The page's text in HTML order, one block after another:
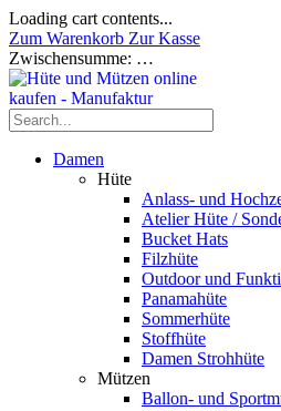
Loading cart contents...
Zum Warenkorb Zur Kasse
Zwischensumme: …
Damen
Hüte
Anlass- und
Atelier Hüte /
Bucket Hats
Filzhüte
Outdoor und
Panamahüte
Sommerhüte
Stoffhüte
Damen Strohhüte
Mützen
Ballon- und